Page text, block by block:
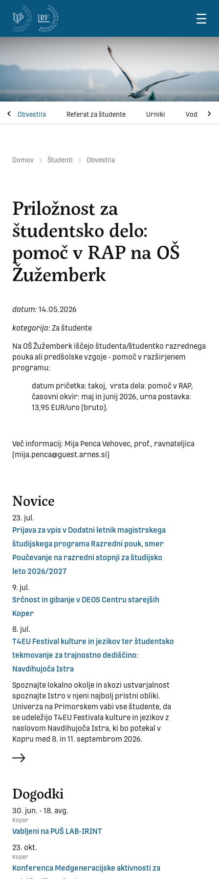
Skoči na vsebino
Obvestila Referat za študente Urniki Vodnik za
Domov Študenti Obvestila
Priložnost za
študentsko delo:
pomoč v RAP na OŠ
Žužemberk
datum: 14.05.2026
kategorija: Za študente
Na OŠ Žužemberk iščejo študenta/študentko razrednega
pouka ali predšolske vzgoje - pomoč v razširjenem
programu:
datum pričetka: takoj, vrsta dela: pomoč v RAP,
časovni okvir: maj in junij 2026, urna postavka:
13,95 EUR/uro (bruto).
Več informacij: Mija Penca Vehovec, prof., ravnateljica
(mija.penca@guest.arnes.si)
Novice
23. jul.
Prijava za vpis v Dodatni letnik magistrskega
študijskega programa Razredni pouk, smer
Poučevanje na razredni stopnji za študijsko
leto 2026/2027
9. jul.
Srčnost in gibanje v DEOS Centru starejših
Koper
8. jul.
T4EU Festival kulture in jezikov ter študentsko
tekmovanje za trajnostno dediščino:
Navdihujoča Istra
Spoznajte lokalno okolje in skozi ustvarjalnost
spoznajte Istro v njeni najbolj pristni obliki.
Univerza na Primorskem vabi vse študente, da
se udeležijo T4EU Festivala kulture in jezikov z
naslovom Navdihujoča Istra, ki bo potekal v
Kopru med 8. in 11. septembrom 2026.
več
Dogodki
30. jun. - 18. avg.
Koper
Vabljeni na PUŠ LAB-IRINT
23. okt.
Koper
Konferenca Medgeneracijske aktivnosti za